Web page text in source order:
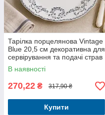
Тарілка порцелянова Vintage
Blue 20,5 см декоративна для
сервірування та подачі страв
В наявності
270,22 ₴ 317,90 ₴
Купити